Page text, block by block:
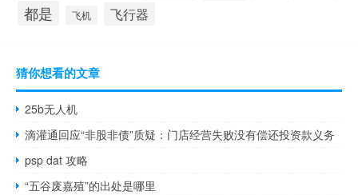
都是 飞机 飞行器
猜你想看的文章
25b无人机
滴灌通回应“非股非债”质疑：门店经营失败没有偿还投资款义务
psp dat 攻略
“五谷废嘉殖”的出处是哪里